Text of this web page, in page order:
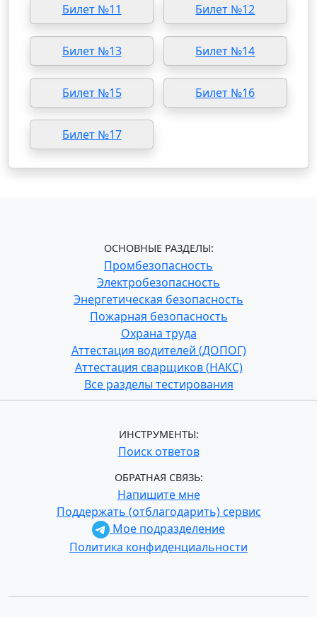
Билет №11 Билет №12
Билет №13 Билет №14
Билет №15 Билет №16
Билет №17
ОСНОВНЫЕ РАЗДЕЛЫ:
Промбезопасность
Электробезопасность
Энергетическая безопасность
Пожарная безопасность
Охрана труда
Аттестация водителей (ДОПОГ)
Аттестация сварщиков (НАКС)
Все разделы тестирования
ИНСТРУМЕНТЫ:
Поиск ответов
ОБРАТНАЯ СВЯЗЬ:
Напишите мне
Поддержать (отблагодарить) сервис
Мое подразделение
Политика конфиденциальности